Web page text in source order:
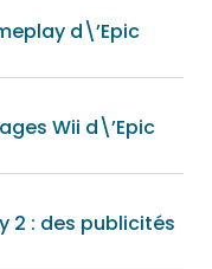
d\’Epic
Wii d\’Epic
2 : des publicités